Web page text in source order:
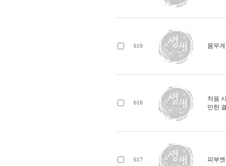
619 몸무
618
처음
만한
617 피부